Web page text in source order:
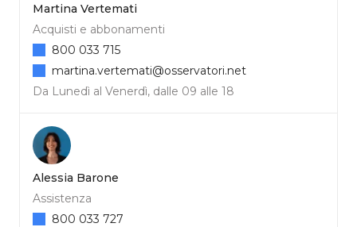
Martina Vertemati
Acquisti e abbonamenti
Da Lunedì al Venerdì, dalle 09 alle 18
800 033 715
martina.vertemati@osservatori.net
Alessia Barone
Assistenza
800 033 727